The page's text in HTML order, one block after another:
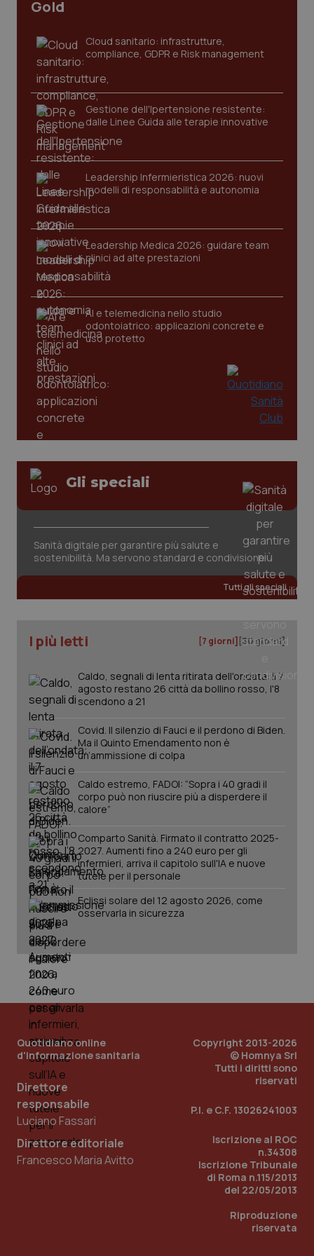
Gold
Cloud sanitario: infrastrutture,
compliance, GDPR e Risk management
Gestione dell'Ipertensione resistente:
dalle Linee Guida alle terapie innovative
Leadership Infermieristica 2026: nuovi
modelli di responsabilità e autonomia
Leadership Medica 2026: guidare team
clinici ad alte prestazioni
AI e telemedicina nello studio
odontoiatrico: applicazioni concrete e
uso protetto
Gli speciali
Sanità digitale per garantire più salute e
sostenibilità. Ma servono standard e condivisione
Tutti gli speciali
I più letti [7 giorni] [30 giorni]
Caldo, segnali di lenta ritirata dell'ondata: il 7
agosto restano 26 città da bollino rosso, l'8
scendono a 21
Covid. Il silenzio di Fauci e il perdono di Biden.
Ma il Quinto Emendamento non è
un’ammissione di colpa
Caldo estremo, FADOI: “Sopra i 40 gradi il
corpo può non riuscire più a disperdere il
calore”
Comparto Sanità. Firmato il contratto 2025-
2027. Aumenti fino a 240 euro per gli
infermieri, arriva il capitolo sull'IA e nuove
tutele per il personale
Eclissi solare del 12 agosto 2026, come
osservarla in sicurezza
Quotidiano online
d'informazione sanitaria
Direttore
responsabile
Luciano Fassari
Direttore editoriale
Francesco Maria Avitto
Copyright 2013-2026
© Homnya Srl
Tutti i diritti sono
riservati
P.I. e C.F. 13026241003
Iscrizione al ROC
n.34308
Iscrizione Tribunale
di Roma n.115/2013
del 22/05/2013
Riproduzione
riservata
sito web abilitandone funzionalità di base quali la
funzionare correttamente senza questi cookie.
Nome
VISITOR_PRIVACY_METADATA
CookieScriptConsent
CookieScript
www.quotidianosanita.it
tracking-sites-ironfish-
www.quotidianosanita.it
2
www.quotidianosanita.it
2
_ga
PHPSESSID
PHP.net